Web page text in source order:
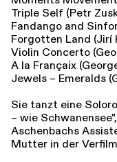
Triple Self (Petr
Fandango and
Forgotten Land (Jirí
Violin Concerto
A la Françaix
Jewels – Emeralds
Sie tanzt eine
– wie
Aschenbachs
Mutter in der